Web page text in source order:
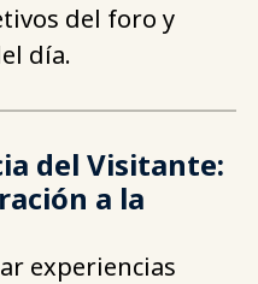
del foro y
día.
del Visitante:
a la
experiencias